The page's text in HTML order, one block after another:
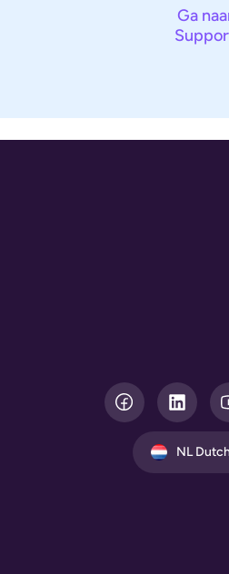
Ga
L
i
n
k
NL Dutch